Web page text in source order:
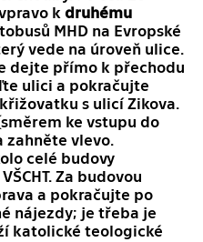
k druhému
MHD na Evropské
vede na úroveň ulice.
dejte přímo k přechodu
ulici a pokračujte
s ulicí Zikova.
ke vstupu do
zahněte vlevo.
celé budovy
Za budovou
a pokračujte po
nájezdy; je třeba je
katolické teologické